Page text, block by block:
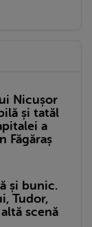
Nicușor
și tatăl
a
Făgăraș
și bunic.
Tudor,
scenă